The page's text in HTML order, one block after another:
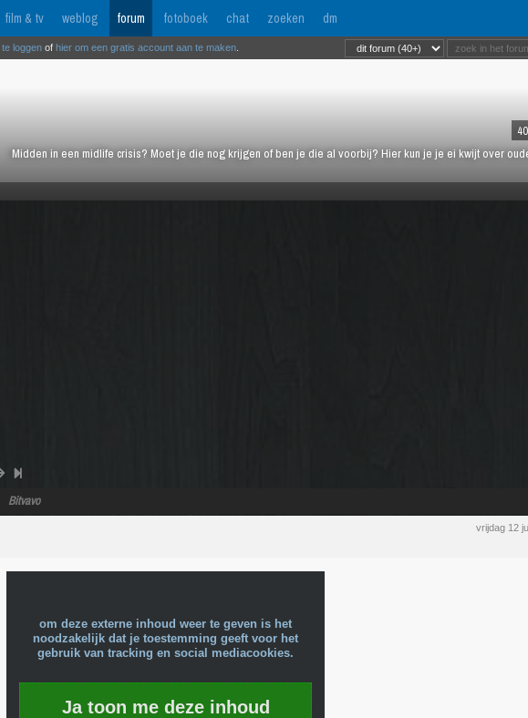
film & tv weblog forum fotoboek chat zoeken dm
Midden in een midlife crisis? Moet je die nog krijgen of ben je die al voorbij? Hier kun je je ei kwijt over
loggen of hier om een gratis account aan te maken
Bitvavo
vrijdag 12
om deze externe inhoud weer te geven is het
noodzakelijk dat je toestemming geeft voor het
gebruik van tracking en social mediacookies.
Ja toon me deze inhoud